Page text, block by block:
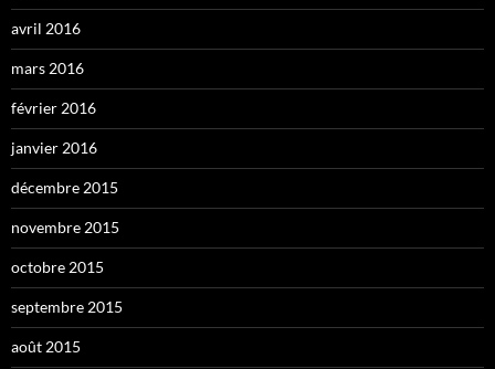
avril 2016
mars 2016
février 2016
janvier 2016
décembre 2015
novembre 2015
octobre 2015
septembre 2015
août 2015